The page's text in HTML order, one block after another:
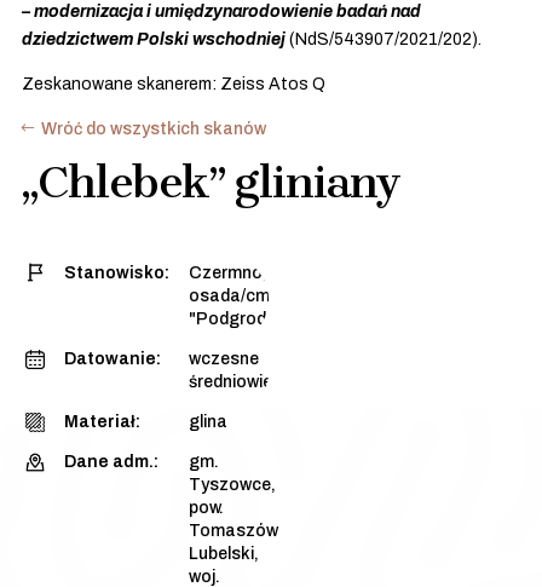
– modernizacja i umiędzynarodowienie badań nad
dziedzictwem Polski wschodniej (NdS/543907/2021/202).
Zeskanowane skanerem: Zeiss Atos Q
Wróć do wszystkich skanów
„Chlebek” gliniany
Stanowisko:
Czermno, stan. 3 -
osada/cmentarzysko
"Podgrodzie Dalsze"
Datowanie:
wczesne
średniowiecze
Materiał: glina
Dane adm.:
gm.
Tyszowce,
pow.
Tomaszów
Lubelski,
woj.